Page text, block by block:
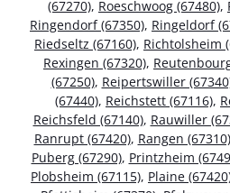
(67270), Roeschwoog (67480),
Ringendorf (67350), Ringeldorf
Riedseltz (67160), Richtolsheim
Rexingen (67320),
(67250), Reipertswiller
(67440), Reichstett (67116),
Reichsfeld (67140), Rauwiller
Ranrupt (67420), Rangen (67310)
Puberg (67290), Printzheim
Plobsheim (67115), Plaine